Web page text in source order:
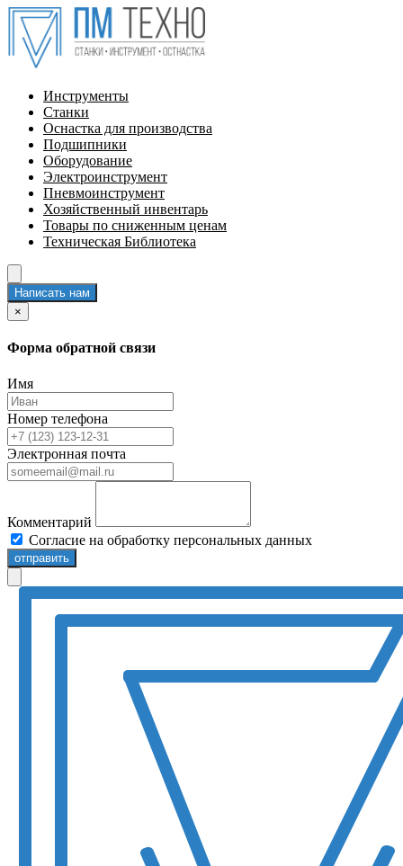
Инструменты
Станки
Оснастка для производства
Подшипники
Оборудование
Электроинструмент
Пневмоинструмент
Хозяйственный инвентарь
Товары по сниженным ценам
Техническая Библиотека
Написать нам
×
Форма обратной связи
Имя
Номер телефона
Электронная почта
Комментарий
Согласие на обработку персональных данных
отправить